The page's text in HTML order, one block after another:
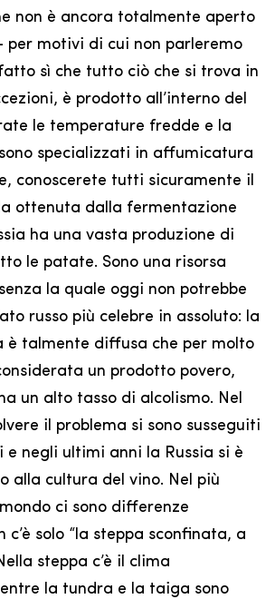
non è ancora totalmente aperto
per motivi di cui non parleremo
sì che tutto ciò che si trova in
è prodotto all’interno del
le temperature fredde e la
specializzati in affumicatura
conoscerete tutti sicuramente il
ottenuta dalla fermentazione
ha una vasta produzione di
le patate. Sono una risorsa
la quale oggi non potrebbe
russo più celebre in assoluto: la
è talmente diffusa che per molto
un prodotto povero,
un alto tasso di alcolismo. Nel
il problema si sono susseguiti
e negli ultimi anni la Russia si è
alla cultura del vino. Nel più
ci sono differenze
c’è solo “la steppa sconfinata, a
steppa c’è il clima
la tundra e la taiga sono